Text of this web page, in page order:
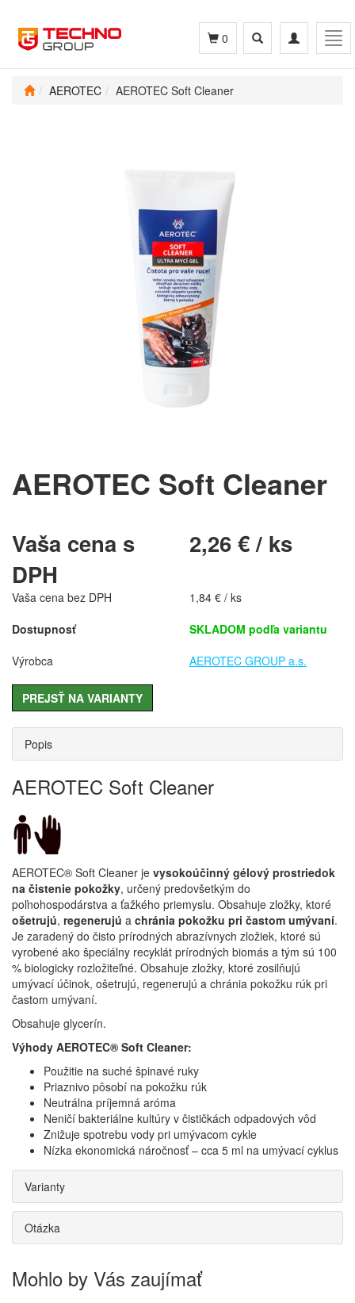
Toggle
navigation
Toggle
search
0
AEROTEC AEROTEC Soft Cleaner
AEROTEC Soft Cleaner
Vaša cena s
DPH
2,26 € / ks
Vaša cena bez DPH
1,84 € / ks
Dostupnosť
SKLADOM podľa variantu
Výrobca
AEROTEC GROUP a.s.
PREJSŤ NA VARIANTY
Popis
AEROTEC Soft Cleaner
AEROTEC® Soft Cleaner je vysokoúčinný gélový prostriedok
na čistenie pokožky, určený predovšetkým do
poľnohospodárstva a ťažkého priemyslu. Obsahuje zložky, ktoré
ošetrujú, regenerujú a chránia pokožku pri častom umývaní.
Je zaradený do čisto prírodných abrazívnych zložiek, ktoré sú
vyrobené ako špeciálny recyklát prírodných biomás a tým sú 100
% biologicky rozložiteľné. Obsahuje zložky, ktoré zosilňujú
umývací účinok, ošetrujú, regenerujú a chránia pokožku rúk pri
častom umývaní.
Obsahuje glycerín.
Výhody AEROTEC® Soft Cleaner:
Použitie na suché špinavé ruky
Priaznivo pôsobí na pokožku rúk
Neutrálna príjemná aróma
Neničí bakteriálne kultúry v čističkách odpadových vôd
Znižuje spotrebu vody pri umývacom cykle
Nízka ekonomická náročnosť – cca 5 ml na umývací cyklus
Varianty
Otázka
Mohlo by Vás zaujímať